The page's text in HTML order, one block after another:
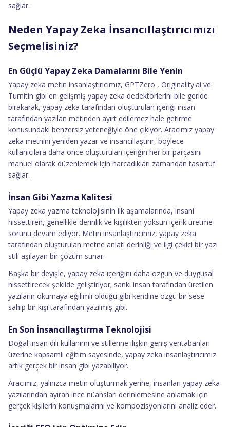
sağlar.
Neden Yapay Zeka İnsancıllaştırıcımızı
Seçmelisiniz?
En Güçlü Yapay Zeka Damalarını Bile Yenin
Yapay zeka metin insanlaştırıcımız, GPTZero , Originality.ai ve
Turnitin gibi en gelişmiş yapay zeka dedektörlerini bile geride
bırakarak, yapay zeka tarafından oluşturulan içeriği insan
tarafından yazılan metinden ayırt edilemez hale getirme
konusundaki benzersiz yeteneğiyle öne çıkıyor. Aracımız yapay
zeka metnini yeniden yazar ve insancıllaştırır, böylece
kullanıcılara daha önce oluşturulan içeriğin her bir parçasını
manuel olarak düzenlemek için harcadıkları zamandan tasarruf
sağlar.
İnsan Gibi Yazma Kalitesi
Yapay zeka yazma teknolojisinin ilk aşamalarında, insani
hissettiren, genellikle derinlik ve kişilikten yoksun içerik üretme
sorunu devam ediyor. Metin insanlaştırıcımız, yapay zeka
tarafından oluşturulan metne anlatı derinliği ve ilgi çekici bir yazı
stili aşılayan bir çözüm sunar.
Başka bir deyişle, yapay zeka içeriğini daha özgün ve duygusal
hissettirecek şekilde geliştiriyor; sanki insan tarafından üretilen
yazıların okumaya eğilimli olduğu gibi kendine özgü bir sese
sahip bir kişi tarafından yazılmış gibi.
En Son İnsancıllaştırma Teknolojisi
Doğal insan dili kullanımı ve stillerine ilişkin geniş veritabanları
üzerine kapsamlı eğitim sayesinde, yapay zeka insanlaştırıcımız
artık gerçek bir insan gibi yazabiliyor.
Aracımız, yalnızca metin oluşturmak yerine, insanları yapay zeka
yazılarından ayıran ince nüansları derinlemesine anlamak için
gerçek kişilerin konuşmalarını ve kompozisyonlarını analiz eder.